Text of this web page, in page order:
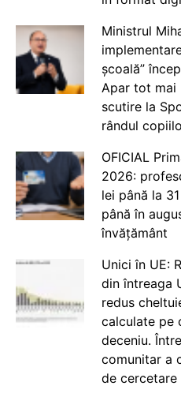
Ministrul
școală”
Apar tot mai
scutire la
rândul
OFICIAL
2026:
lei până la
până în
învățământ
Unici în UE:
din întreaga
redus
calculate pe
deceniu.
comunitar a
de